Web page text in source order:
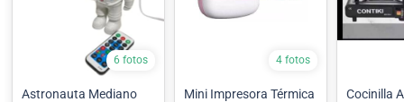
6 fotos
Astronauta Mediano
4 fotos
Mini Impresora Térmica
Cocinilla